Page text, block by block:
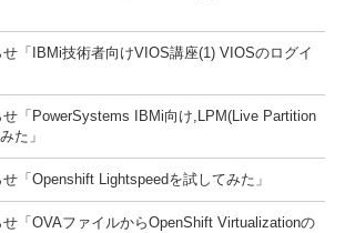
「IBMi技術者向けVIOS講座(1) VIOSのログイ
「PowerSystems IBMi向け,LPM(Live Partition
た」
「Openshift Lightspeedを試してみた」
「OVAファイルからOpenShift Virtualizationの